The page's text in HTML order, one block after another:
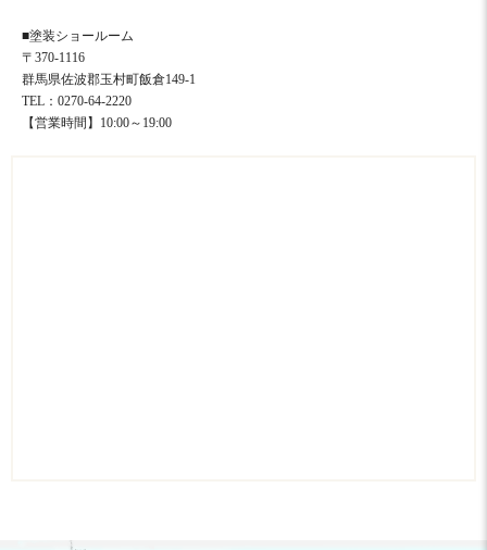
■塗装ショールーム
〒370-1116
群馬県佐波郡玉村町飯倉149-1
TEL：0270-64-2220
【営業時間】10:00～19:00